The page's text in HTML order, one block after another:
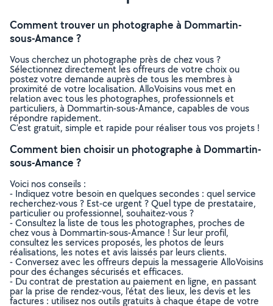
Comment trouver un photographe à Dommartin-
sous-Amance ?
Vous cherchez un photographe près de chez vous ?
Sélectionnez directement les offreurs de votre choix ou
postez votre demande auprès de tous les membres à
proximité de votre localisation. AlloVoisins vous met en
relation avec tous les photographes, professionnels et
particuliers, à Dommartin-sous-Amance, capables de vous
répondre rapidement.
C’est gratuit, simple et rapide pour réaliser tous vos projets !
Comment bien choisir un photographe à Dommartin-
sous-Amance ?
Voici nos conseils :
- Indiquez votre besoin en quelques secondes : quel service
recherchez-vous ? Est-ce urgent ? Quel type de prestataire,
particulier ou professionnel, souhaitez-vous ?
- Consultez la liste de tous les photographes, proches de
chez vous à Dommartin-sous-Amance ! Sur leur profil,
consultez les services proposés, les photos de leurs
réalisations, les notes et avis laissés par leurs clients.
- Conversez avec les offreurs depuis la messagerie AlloVoisins
pour des échanges sécurisés et efficaces.
- Du contrat de prestation au paiement en ligne, en passant
par la prise de rendez-vous, l’état des lieux, les devis et les
factures : utilisez nos outils gratuits à chaque étape de votre